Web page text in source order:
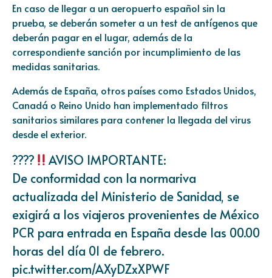
En caso de llegar a un aeropuerto español sin la
prueba, se deberán someter a un test de antígenos que
deberán pagar en el lugar, además de la
correspondiente sanción por incumplimiento de las
medidas sanitarias.
Además de España, otros países como Estados Unidos,
Canadá o Reino Unido han implementado filtros
sanitarios similares para contener la llegada del virus
desde el exterior.
????
AVISO IMPORTANTE:
De conformidad con la normariva
actualizada del Ministerio de Sanidad, se
exigirá a los viajeros provenientes de México
PCR para entrada en España desde las 00.00
horas del día 01 de febrero.
pic.twitter.com/AXyDZxXPWF